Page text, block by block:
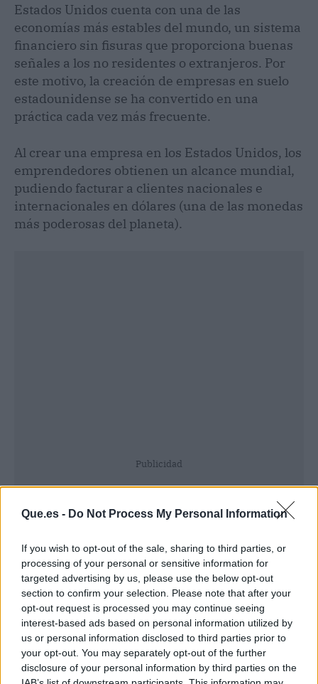
Que.es - Do Not Process My Personal Information
If you wish to opt-out of the sale, sharing to third parties, or
processing of your personal or sensitive information for
targeted advertising by us, please use the below opt-out
section to confirm your selection. Please note that after your
opt-out request is processed you may continue seeing
interest-based ads based on personal information utilized by
us or personal information disclosed to third parties prior to
your opt-out. You may separately opt-out of the further
disclosure of your personal information by third parties on the
Estados Unidos cuenta con una de las
economías más estables del mundo, un sistema
financiero sin fisuras que proporciona buenas
señales a los no residentes o extranjeros. Por
este motivo, la creación de empresas en suelo
estadounidense se ha convertido en una
práctica cada vez más frecuente.
Al crear una empresa en los Estados Unidos, los
emprendedores obtienen un alcance mundial,
pudiendo facturar a clientes nacionales e
internacionales en dólares (una de las monedas
más poderosas del planeta).
Publicidad